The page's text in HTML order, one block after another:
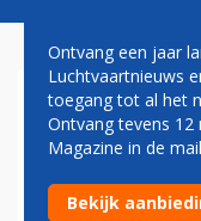
WORDT
Ontvang een jaar
Luchtvaartnieuws
toegang tot al het
Ontvang tevens
Magazine in de
Bekijk